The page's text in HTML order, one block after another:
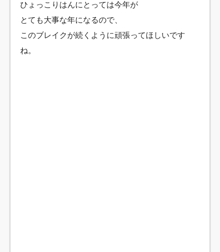
ひょっこりはんにとっては今年が
とても大事な年になるので、
このブレイクが続くように頑張ってほしいです
ね。